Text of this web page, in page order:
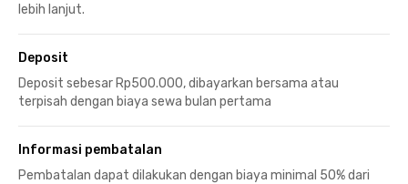
lebih lanjut.
Deposit
Deposit sebesar Rp500.000, dibayarkan bersama atau
terpisah dengan biaya sewa bulan pertama
Informasi pembatalan
Pembatalan dapat dilakukan dengan biaya minimal 50% dari